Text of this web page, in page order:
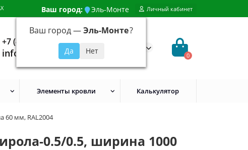
Ваш город: Эль-Монте
Ваш город —Эль-Монте?
Личный кабинет
+7 (499) 648-92-94
info@evroshtaketnikmoskva.ru 0
Элементы кровли Калькулятор
60 мм, RAL2004
0.5/0.5, ширина 1000